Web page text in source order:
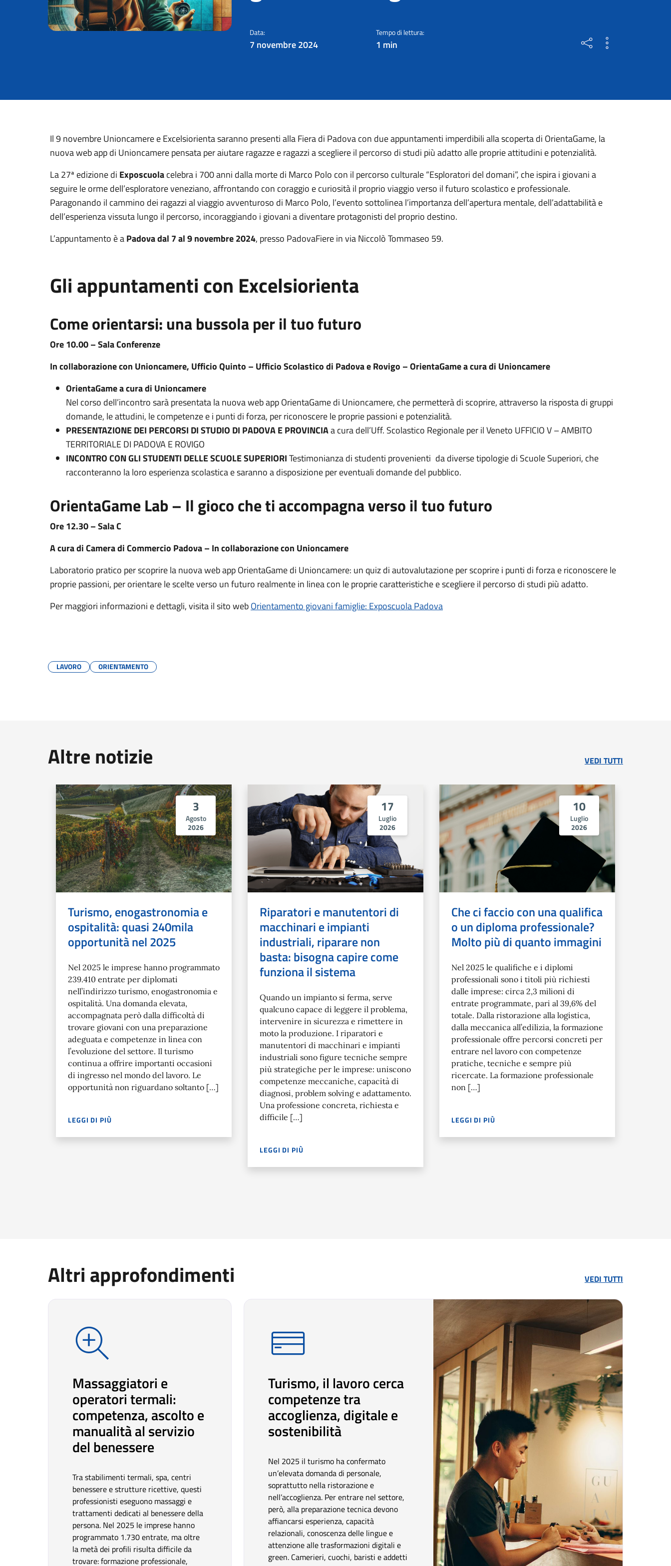
Data:
7 novembre 2024
Tempo di lettura:
1 min
Il 9 novembre Unioncamere e Excelsiorienta saranno presenti alla Fiera di Padova con due appuntamenti imperdibili alla scoperta di OrientaGame, la
nuova web app di Unioncamere pensata per aiutare ragazze e ragazzi a scegliere il percorso di studi più adatto alle proprie attitudini e potenzialità.
La 27ª edizione di Exposcuolacelebra i 700 anni dalla morte di Marco Polo con il percorso culturale “Esploratori del domani”, che ispira i giovani a
seguire le orme dell’esploratore veneziano, affrontando con coraggio e curiosità il proprio viaggio verso il futuro scolastico e professionale.
Paragonando il cammino dei ragazzi al viaggio avventuroso di Marco Polo, l’evento sottolinea l’importanza dell’apertura mentale, dell’adattabilità e
dell’esperienza vissuta lungo il percorso, incoraggiando i giovani a diventare protagonisti del proprio destino.
L’appuntamento è aPadova dal 7 al 9 novembre 2024, presso PadovaFiere in via Niccolò Tommaseo 59.
Gli appuntamenti con Excelsiorienta
Come orientarsi: una bussola per il tuo futuro
Ore 10.00 – Sala Conferenze
In collaborazione con Unioncamere, Ufficio Quinto – Ufficio Scolastico di Padova e Rovigo – OrientaGame a cura di Unioncamere
OrientaGame a cura di Unioncamere
Nel corso dell’incontro sarà presentata la nuova web app OrientaGame di Unioncamere, che permetterà di scoprire, attraverso la risposta di gruppi
domande, le attudini, le competenze e i punti di forza, per riconoscere le proprie passioni e potenzialità.
PRESENTAZIONE DEI PERCORSI DI STUDIO DI PADOVA E PROVINCIAa cura dell’Uff. Scolastico Regionale per il Veneto UFFICIO V – AMBITO
TERRITORIALE DI PADOVA E ROVIGO
INCONTRO CON GLI STUDENTI DELLE SCUOLE SUPERIORITestimonianza di studenti provenienti da diverse tipologie di Scuole Superiori, che
racconteranno la loro esperienza scolastica e saranno a disposizione per eventuali domande del pubblico.
OrientaGame Lab – Il gioco che ti accompagna verso il tuo futuro
Ore 12.30 – Sala C
A cura di Camera di Commercio Padova – In collaborazione con Unioncamere
Laboratorio pratico per scoprire la nuova web app OrientaGame di Unioncamere: un quiz di autovalutazione per scoprire i punti di forza e riconoscere le
proprie passioni, per orientare le scelte verso un futuro realmente in linea con le proprie caratteristiche e scegliere il percorso di studi più adatto.
Per maggiori informazioni e dettagli, visita il sito webOrientamento giovani famiglie: Exposcuola Padova
LAVORO ORIENTAMENTO
Altre notizie VEDI TUTTI
3
Agosto
2026
Turismo, enogastronomia e
ospitalità: quasi 240mila
opportunità nel 2025
Nel 2025 le imprese hanno programmato
239.410 entrate per diplomati
nell’indirizzo turismo, enogastronomia e
ospitalità. Una domanda elevata,
accompagnata però dalla difficoltà di
trovare giovani con una preparazione
adeguata e competenze in linea con
l’evoluzione del settore. Il turismo
continua a offrire importanti occasioni
di ingresso nel mondo del lavoro. Le
opportunità non riguardano soltanto […]
LEGGI DI PIÙ
NEL 2025 LE IMPRESE HANNO PROGRAMMATO 239.410 ENTRATE PER DIPLOMATI NELL’INDIRIZZO TURISMO, ENOGASTRONOMIA E OSPITALITÀ. UNA DOMANDA ELEVATA,
17
Luglio
2026
Riparatori e manutentori di
macchinari e impianti
industriali, riparare non
basta: bisogna capire come
funziona il sistema
Quando un impianto si ferma, serve
qualcuno capace di leggere il problema,
intervenire in sicurezza e rimettere in
moto la produzione. I riparatori e
manutentori di macchinari e impianti
industriali sono figure tecniche sempre
più strategiche per le imprese: uniscono
competenze meccaniche, capacità di
diagnosi, problem solving e adattamento.
Una professione concreta, richiesta e
difficile […]
LEGGI DI PIÙ
QUANDO UN IMPIANTO SI FERMA, SERVE QUALCUNO CAPACE DI LEGGERE IL PROBLEMA, INTERVENIRE IN
10
Luglio
2026
Che ci faccio con una qualifica
o un diploma professionale?
Molto più di quanto immagini
Nel 2025 le qualifiche e i diplomi
professionali sono i titoli più richiesti
dalle imprese: circa 2,3 milioni di
entrate programmate, pari al 39,6% del
totale. Dalla ristorazione alla logistica,
dalla meccanica all’edilizia, la formazione
professionale offre percorsi concreti per
entrare nel lavoro con competenze
pratiche, tecniche e sempre più
ricercate. La formazione professionale
non […]
LEGGI DI PIÙ
NEL 2025 LE QUALIFICHE E I DIPLOMI PROFESSIONALI SONO I
Altri approfondimenti VEDI TUTTI
Massaggiatori e
operatori termali:
competenza, ascolto e
manualità al servizio
del benessere
Tra stabilimenti termali, spa, centri
benessere e strutture ricettive, questi
professionisti eseguono massaggi e
trattamenti dedicati al benessere della
persona. Nel 2025 le imprese hanno
programmato 1.730 entrate, ma oltre
la metà dei profili risulta difficile da
trovare: formazione professionale,
Turismo, il lavoro cerca
competenze tra
accoglienza, digitale e
sostenibilità
Nel 2025 il turismo ha confermato
un’elevata domanda di personale,
soprattutto nella ristorazione e
nell’accoglienza. Per entrare nel settore,
però, alla preparazione tecnica devono
affiancarsi esperienza, capacità
relazionali, conoscenza delle lingue e
attenzione alle trasformazioni digitali e
green. Camerieri, cuochi, baristi e addetti